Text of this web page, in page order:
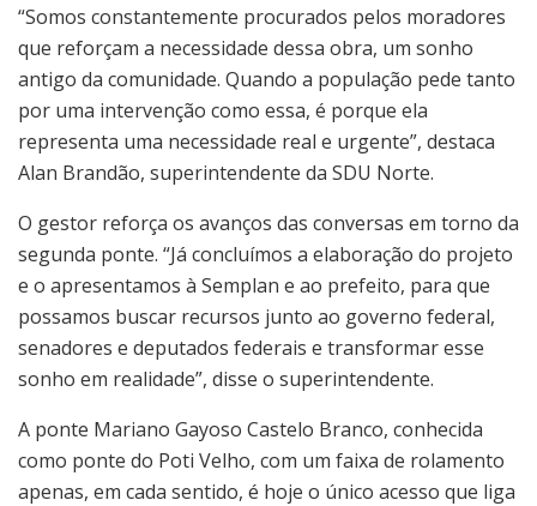
“Somos constantemente procurados pelos moradores
que reforçam a necessidade dessa obra, um sonho
antigo da comunidade. Quando a população pede tanto
por uma intervenção como essa, é porque ela
representa uma necessidade real e urgente”, destaca
Alan Brandão, superintendente da SDU Norte.
O gestor reforça os avanços das conversas em torno da
segunda ponte. “Já concluímos a elaboração do projeto
e o apresentamos à Semplan e ao prefeito, para que
possamos buscar recursos junto ao governo federal,
senadores e deputados federais e transformar esse
sonho em realidade”, disse o superintendente.
A ponte Mariano Gayoso Castelo Branco, conhecida
como ponte do Poti Velho, com um faixa de rolamento
apenas, em cada sentido, é hoje o único acesso que liga